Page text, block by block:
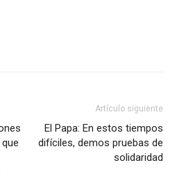
Artículo siguiente
El Papa: En estos tiempos
difíciles, demos pruebas de
solidaridad